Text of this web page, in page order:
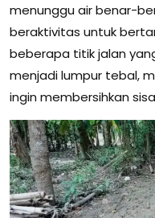
menunggu air benar-
beraktivitas untuk
beberapa titik jalan
menjadi lumpur tebal,
ingin membersihkan